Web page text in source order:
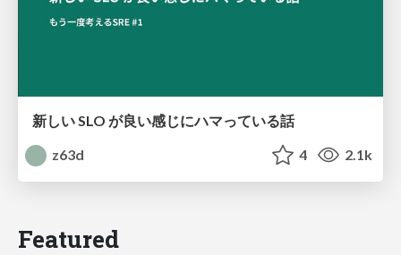
新しい SLO が良い感じにハマっている話
z63d
4 2.1k
Featured